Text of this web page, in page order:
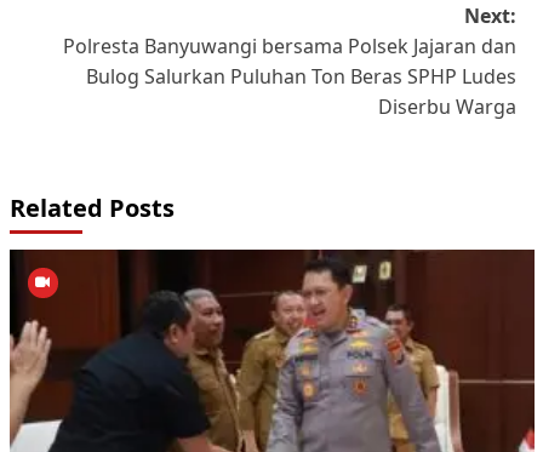
Next:
Polresta Banyuwangi bersama Polsek Jajaran dan
Bulog Salurkan Puluhan Ton Beras SPHP Ludes
Diserbu Warga
Related Posts